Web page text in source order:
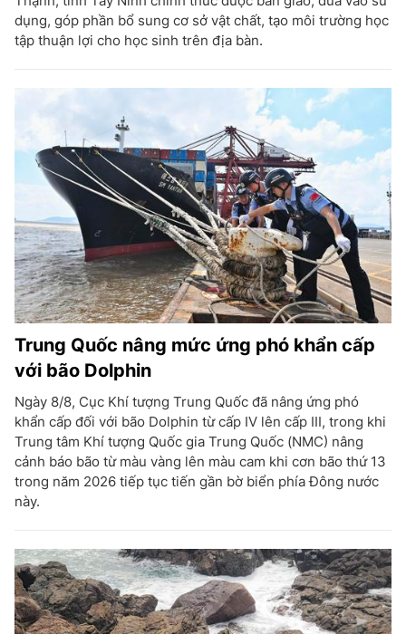
dụng, góp phần bổ sung cơ sở vật chất, tạo môi trường học
tập thuận lợi cho học sinh trên địa bàn.
Trung Quốc nâng mức ứng phó khẩn cấp
với bão Dolphin
Ngày 8/8, Cục Khí tượng Trung Quốc đã nâng ứng phó
khẩn cấp đối với bão Dolphin từ cấp IV lên cấp III, trong khi
Trung tâm Khí tượng Quốc gia Trung Quốc (NMC) nâng
cảnh báo bão từ màu vàng lên màu cam khi cơn bão thứ 13
trong năm 2026 tiếp tục tiến gần bờ biển phía Đông nước
này.